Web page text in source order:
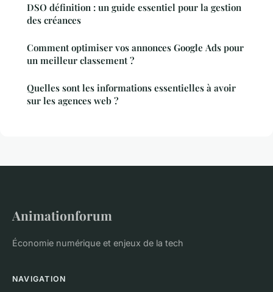
DSO définition : un guide essentiel pour la gestion
des créances
Comment optimiser vos annonces Google Ads pour
un meilleur classement ?
Quelles sont les informations essentielles à avoir
sur les agences web ?
Animationforum
Économie numérique et enjeux de la tech
NAVIGATION